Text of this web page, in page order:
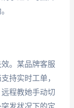
。某品牌客服
持实时工单，
程教她手动切